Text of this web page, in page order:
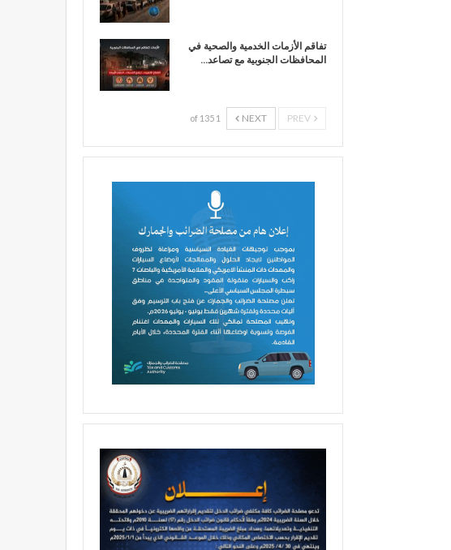
تفاقم الأزمات الخدمية والصحية في
المحافظات الجنوبية مع تصاعد…
NEXT
1 of 135